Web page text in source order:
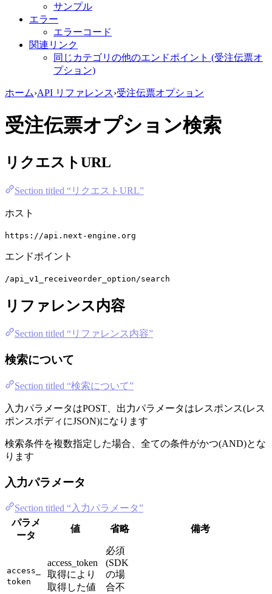
サンプル
エラー
エラーコード
関連リンク
同じカテゴリの他のエンドポイント (受注伝票オ
プション)
ホーム›API リファレンス›受注伝票オプション
受注伝票オプション検索
リクエストURL
Section titled “リクエストURL”
ホスト
https://api.next-engine.org
エンドポイント
/api_v1_receiveorder_option/search
リファレンス内容
Section titled “リファレンス内容”
検索について
Section titled “検索について”
入力パラメータはPOST、出力パラメータはレスポンス(レス
ポンスボディにJSON)になります
検索条件を複数指定した場合、全ての条件がかつ(AND)とな
ります
入力パラメータ
Section titled “入力パラメータ”
パラメ
ータ
値 省略 備考
access_
token
access_token
取得により
取得した値
必須
(SDK
の場
合不